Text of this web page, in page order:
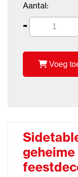
Aantal:
-
Voeg